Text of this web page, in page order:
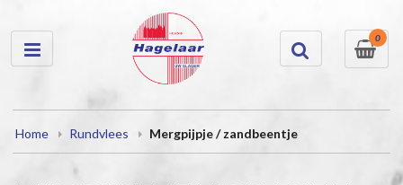
0
Home Rundvlees Mergpijpje / zandbeentje